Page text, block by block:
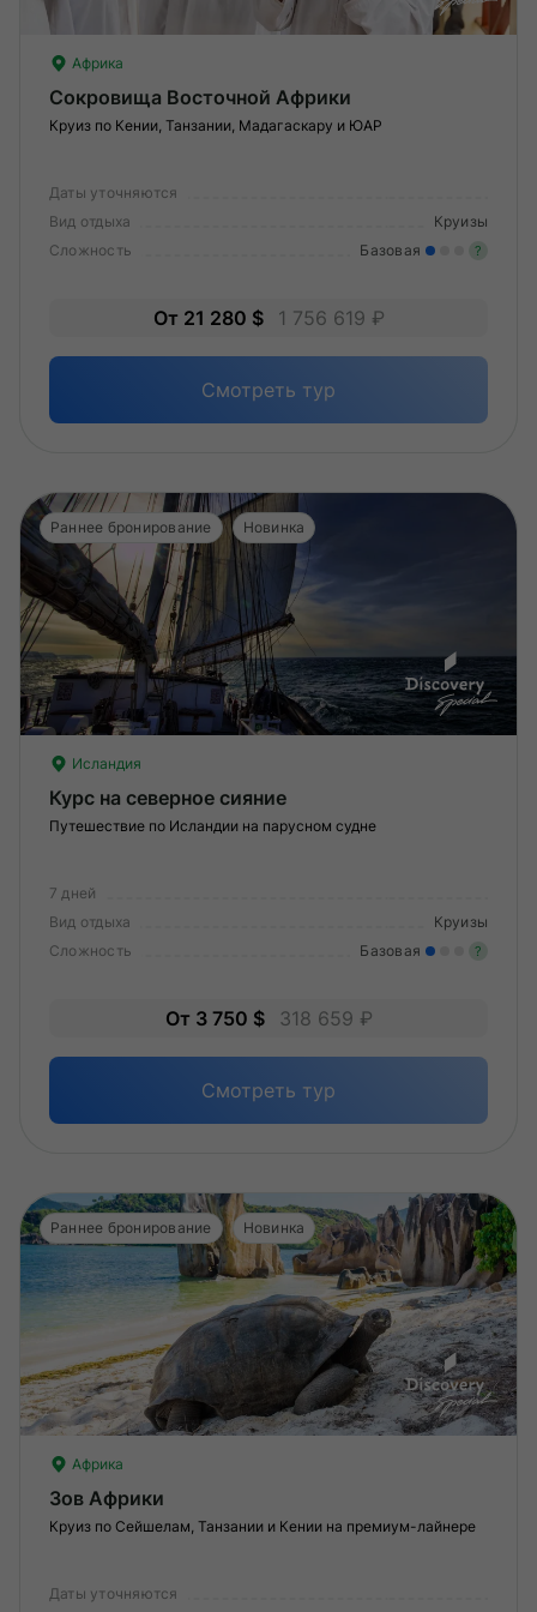
Африка
Сокровища Восточной Африки
Круиз по Кении, Танзании, Мадагаскару и ЮАР
Даты уточняются
Вид отдыха
Круизы
Сложность
Базовая ?
От 21 280 $ 1 756 619 ₽
Смотреть тур
Раннее бронирование Новинка
Исландия
Курс на северное сияние
Путешествие по Исландии на парусном судне
7 дней
Вид отдыха
Круизы
Сложность
Базовая ?
От 3 750 $ 318 659 ₽
Смотреть тур
Раннее бронирование Новинка
Африка
Зов Африки
Круиз по Сейшелам, Танзании и Кении на премиум-лайнере
Даты уточняются